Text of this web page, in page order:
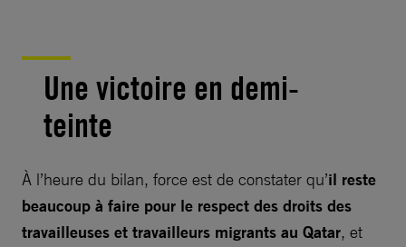
Une victoire en demi-
teinte
À l’heure du bilan, force est de constater qu’il reste
beaucoup à faire pour le respect des droits des
travailleuses et travailleurs migrants au Qatar, et